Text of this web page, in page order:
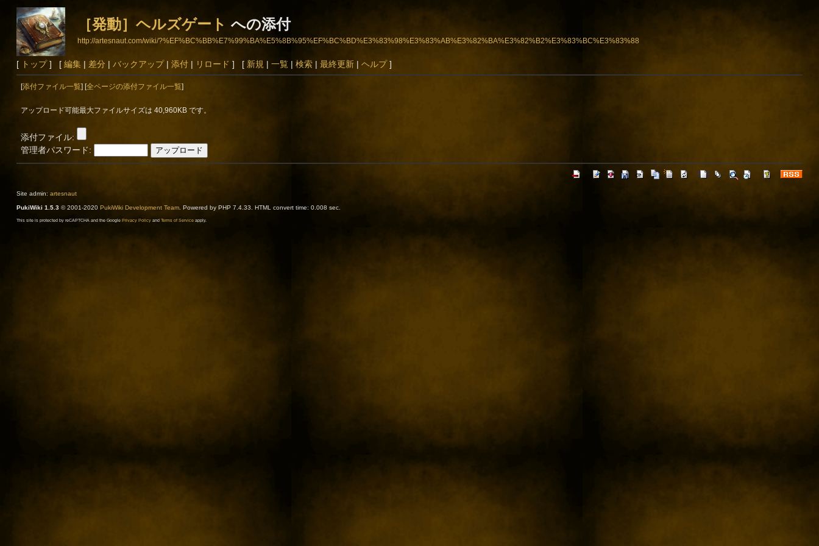
［発動］ヘルズゲート への添付
http://artesnaut.com/wiki/?%EF%BC%BB%E7%99%BA%E5%8B%95%EF%BC%BD%E3%83%98%E3%83%AB%E3%82%BA%E3%82%B2%E3%83%BC%E3%83%88
[ トップ] [ 編集| 差分 | バックアップ| 添付| リロード ] [ 新規 | 一覧| 検索| 最終更新| ヘルプ]
[添付ファイル一覧 ] [全ページの添付ファイル一覧
アップロード可能最大ファイルサイズは 40,960KB です。
添付ファイル:
管理者パスワード:
Site admin: artesnaut
PukiWiki 1.5.3© 2001-2020 PukiWiki Development Team. Powered by PHP 7.4.33. HTML convert time: 0.008 sec.
This site is protected by reCAPTCHA and the Google Privacy Policyand Terms of Serviceapply.